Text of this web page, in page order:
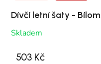
Dívčí letní šaty -
Skladem
503 Kč